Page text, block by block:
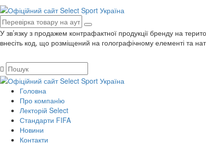
У зв’язку з продажем контрафактної продукції бренду на
внесіть код, що розміщений на голографічному елементі та
Головна
Про компанiю
Лекторій Select
Стандарти FIFA
Новини
Контакти